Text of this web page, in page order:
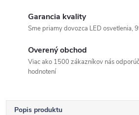
Garancia kvality
Sme priamy dovozca LED osvetlenia,
Overený obchod
Viac ako 1500 zákazníkov nás
hodnotení
Popis produktu